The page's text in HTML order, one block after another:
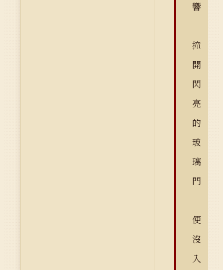
響
撞
開
閃
亮
的
玻
璃
門
便
沒
入